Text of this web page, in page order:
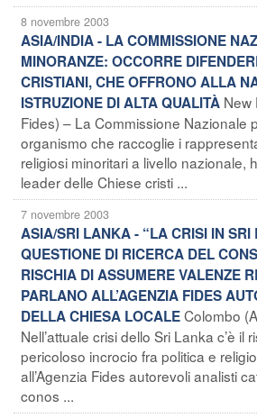
8 novembre 2003
ASIA/INDIA - LA COMMISSIONE
MINORANZE: OCCORRE
CRISTIANI, CHE OFFRONO ALLA
ISTRUZIONE DI ALTA QUALITÀ New
Fides) – La Commissione Nazionale
organismo che raccoglie i
religiosi minoritari a livello nazionale,
leader delle Chiese cristi ...
7 novembre 2003
ASIA/SRI LANKA - “LA CRISI IN
QUESTIONE DI RICERCA DEL
RISCHIA DI ASSUMERE VALENZE
PARLANO ALL’AGENZIA FIDES
DELLA CHIESA LOCALEColombo
Nell’attuale crisi dello Sri Lanka c’è il
pericoloso incrocio fra politica e
all’Agenzia Fides autorevoli analisti
conos ...